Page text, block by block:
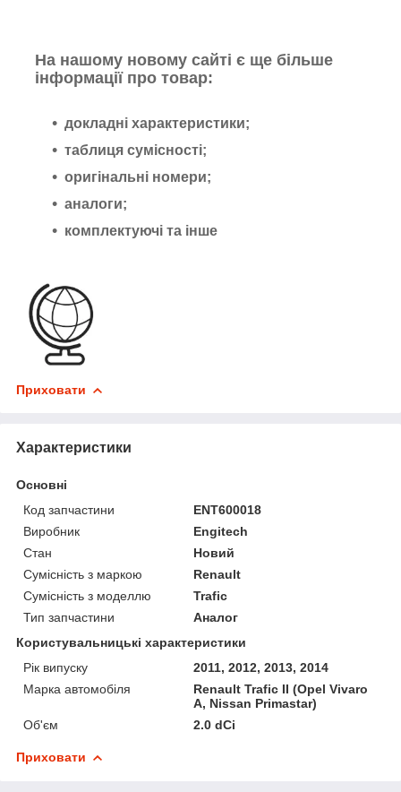
На нашому новому сайті є ще більше
інформації про товар:
докладні характеристики;
таблиця сумісності;
оригінальні номери;
аналоги;
комплектуючі та інше
Приховати
Характеристики
Основні
Код запчастини
ENT600018
Виробник
Engitech
Стан
Новий
Сумісність з маркою
Renault
Сумісність з моделлю
Trafic
Тип запчастини
Аналог
Користувальницькі характеристики
Рік випуску
2011, 2012, 2013, 2014
Марка автомобіля
Renault Trafic II (Opel Vivaro
A, Nissan Primastar)
Об'єм
2.0 dCi
Приховати